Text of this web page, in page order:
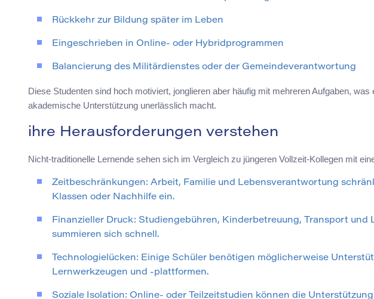
Rückkehr zur Bildung später im Leben
Eingeschrieben in Online- oder Hybridprogrammen
Balancierung des Militärdienstes oder der Gemeindeverantwortung
Diese Studenten sind hoch motiviert, jonglieren aber häufig mit mehreren Aufgaben, was
akademische Unterstützung unerlässlich macht.
ihre Herausforderungen verstehen
Nicht-traditionelle Lernende sehen sich im Vergleich zu jüngeren Vollzeit-Kollegen mit
Zeitbeschränkungen: Arbeit, Familie und Lebensverantwortung
Klassen oder Nachhilfe ein.
Finanzieller Druck: Studiengebühren, Kinderbetreuung, Transport und
summieren sich schnell.
Technologielücken: Einige Schüler benötigen möglicherweise
Lernwerkzeugen und -plattformen.
Soziale Isolation: Online- oder Teilzeitstudien können die